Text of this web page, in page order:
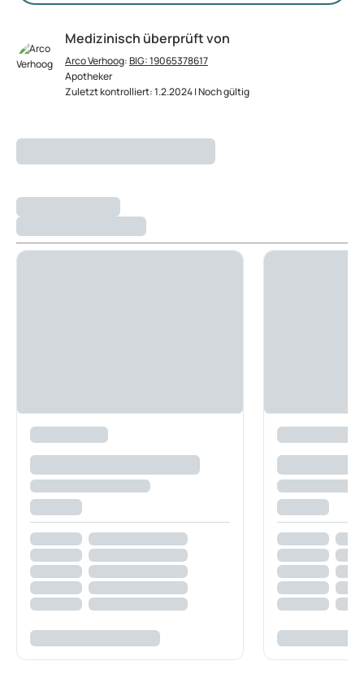
Medizinisch überprüft von
Arco Verhoog:BIG: 19065378617
Apotheker
Zuletzt kontrolliert: 1.2.2024 | Noch gültig